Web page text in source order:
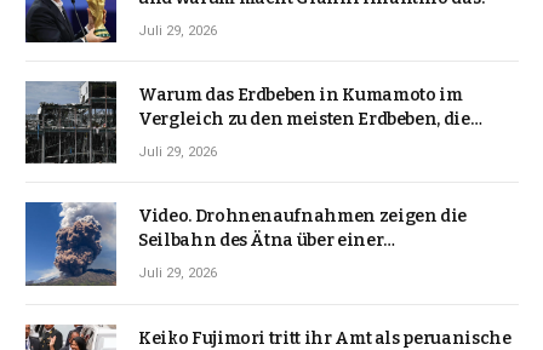
Juli 29, 2026
Warum das Erdbeben in Kumamoto im
Vergleich zu den meisten Erdbeben, die
Japan erschütterten, ungewöhnlich ist
Juli 29, 2026
Video. Drohnenaufnahmen zeigen die
Seilbahn des Ätna über einer
Vulkanlandschaft
Juli 29, 2026
Keiko Fujimori tritt ihr Amt als peruanische